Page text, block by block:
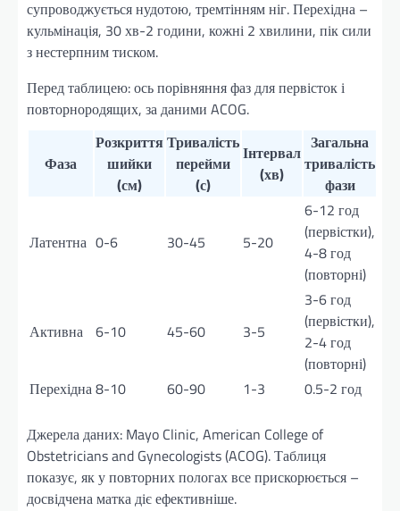
супроводжується нудотою, тремтінням ніг. Перехідна –
кульмінація, 30 хв-2 години, кожні 2 хвилини, пік сили
з нестерпним тиском.
Перед таблицею: ось порівняння фаз для первісток і
повторнородящих, за даними ACOG.
Фаза
Розкриття
шийки
(см)
Тривалість
перейми
(с)
Інтервал
(хв)
Загальна
тривалість
фази
Латентна 0-6 30-45 5-20
6-12 год
(первістки),
4-8 год
(повторні)
Активна 6-10 45-60 3-5
3-6 год
(первістки),
2-4 год
(повторні)
Перехідна8-10 60-90 1-3 0.5-2 год
Джерела даних: Mayo Clinic, American College of
Obstetricians and Gynecologists (ACOG). Таблиця
показує, як у повторних пологах все прискорюється –
досвідчена матка діє ефективніше.